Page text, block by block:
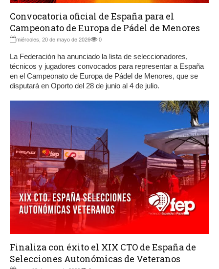
Convocatoria oficial de España para el
Campeonato de Europa de Pádel de Menores
miércoles, 20 de mayo de 2026 0
La Federación ha anunciado la lista de seleccionadores,
técnicos y jugadores convocados para representar a España
en el Campeonato de Europa de Pádel de Menores, que se
disputará en Oporto del 28 de junio al 4 de julio.
Finaliza con éxito el XIX CTO de España de
Selecciones Autonómicas de Veteranos